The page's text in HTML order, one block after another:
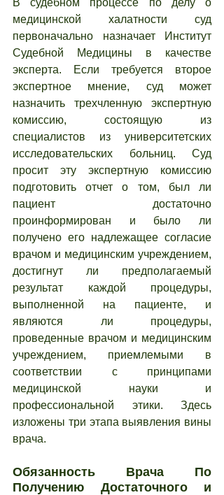
В судебном процессе по делу о
медицинской халатности суд
первоначально назначает Институт
Судебной Медицины в качестве
эксперта. Если требуется второе
экспертное мнение, суд может
назначить трехчленную экспертную
комиссию, состоящую из
специалистов из университетских
исследовательских больниц. Суд
просит эту экспертную комиссию
подготовить отчет о том, был ли
пациент достаточно
проинформирован и было ли
получено его надлежащее согласие
врачом и медицинским учреждением,
достигнут ли предполагаемый
результат каждой процедуры,
выполненной на пациенте, и
являются ли процедуры,
проведенные врачом и медицинским
учреждением, приемлемыми в
соответствии с принципами
медицинской науки и
профессиональной этики. Здесь
изложены три этапа выявления вины
врача.
Обязанность Врача По
Получению Достаточного и